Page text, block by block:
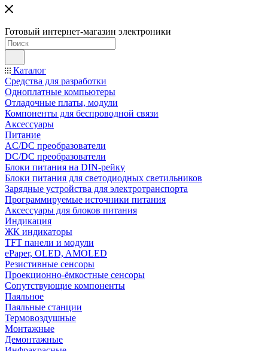
Готовый интернет-магазин электроники
Каталог
Средства для разработки
Одноплатные компьютеры
Отладочные платы, модули
Компоненты для беспроводной связи
Аксессуары
Питание
AC/DC преобразователи
DC/DC преобразователи
Блоки питания на DIN-рейку
Блоки питания для светодиодных светильников
Зарядные устройства для электротранспорта
Программируемые источники питания
Аксессуары для блоков питания
Индикация
ЖК индикаторы
TFT панели и модули
ePaper, OLED, AMOLED
Резистивные сенсоры
Проекционно-ёмкостные сенсоры
Сопутствующие компоненты
Паяльное
Паяльные станции
Термовоздушные
Монтажные
Демонтажные